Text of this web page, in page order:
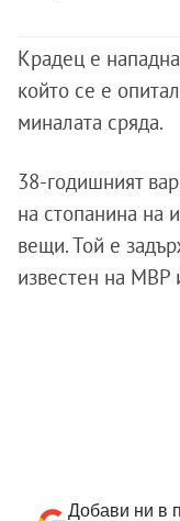
Крадец е
който се е
миналата сряда.
38-годишният
на стопанина на
вещи. Той е
известен на МВР
Добави ни в